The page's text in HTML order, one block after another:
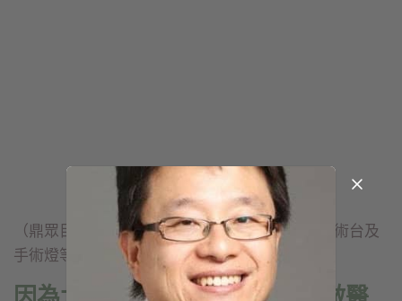
（鼎眾目前主力產品是手術房內的設備，包括手術台及
手術燈等）